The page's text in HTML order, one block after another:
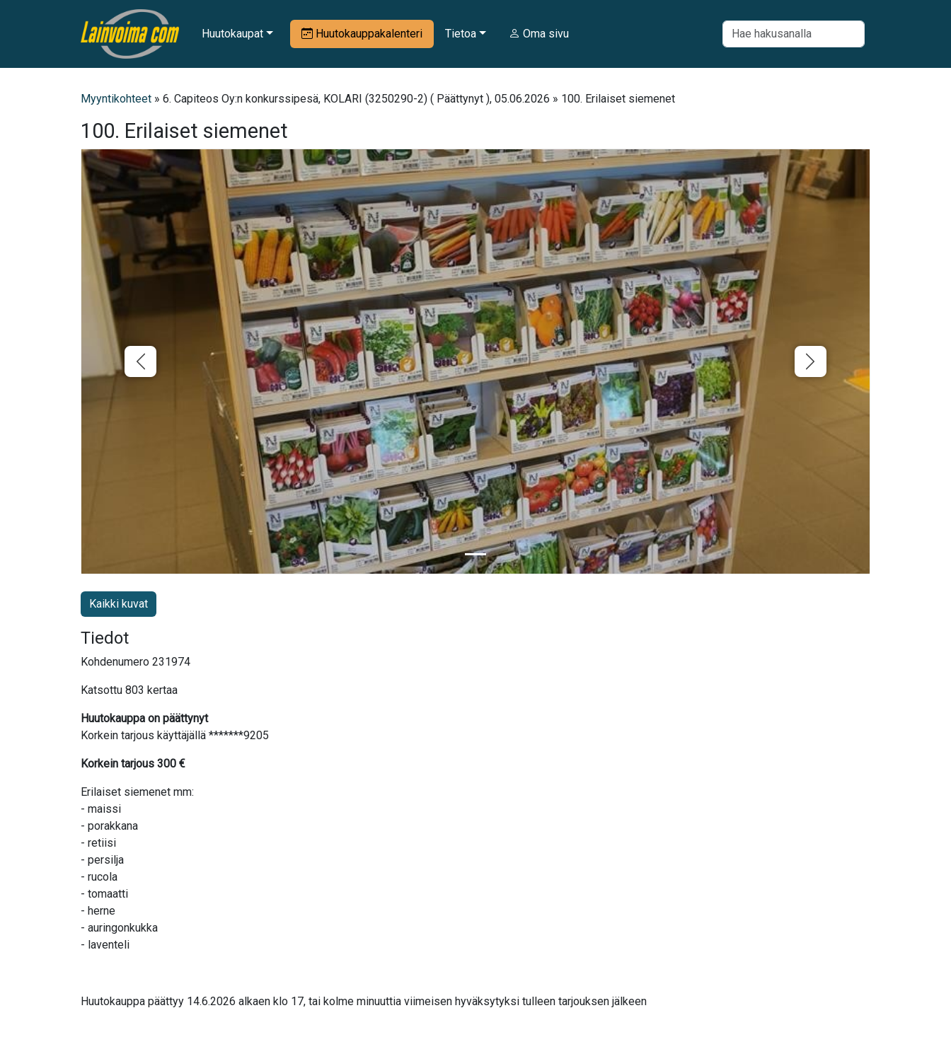
Huutokaupat Huutokauppakalenteri Tietoa Oma sivu
Myyntikohteet » 6. Capiteos Oy:n konkurssipesä, KOLARI (3250290-2) ( Päättynyt ), 05.06.2026 » 100. Erilaiset siemenet
100. Erilaiset siemenet
Kaikki kuvat
Tiedot
Kohdenumero 231974
Katsottu 803 kertaa
Huutokauppa on päättynyt
Korkein tarjous käyttäjällä *******9205
Korkein tarjous 300 €
Erilaiset siemenet mm:
- maissi
- porakkana
- retiisi
- persilja
- rucola
- tomaatti
- herne
- auringonkukka
- laventeli
Huutokauppa päättyy 14.6.2026 alkaen klo 17, tai kolme minuuttia viimeisen hyväksytyksi tulleen tarjouksen jälkeen